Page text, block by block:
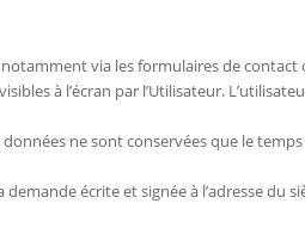
via les formulaires de contact
à l’écran par l’Utilisateur.
ne sont conservées que le temps
écrite et signée à l’adresse du